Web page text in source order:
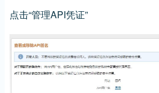
点击“管理API凭证”